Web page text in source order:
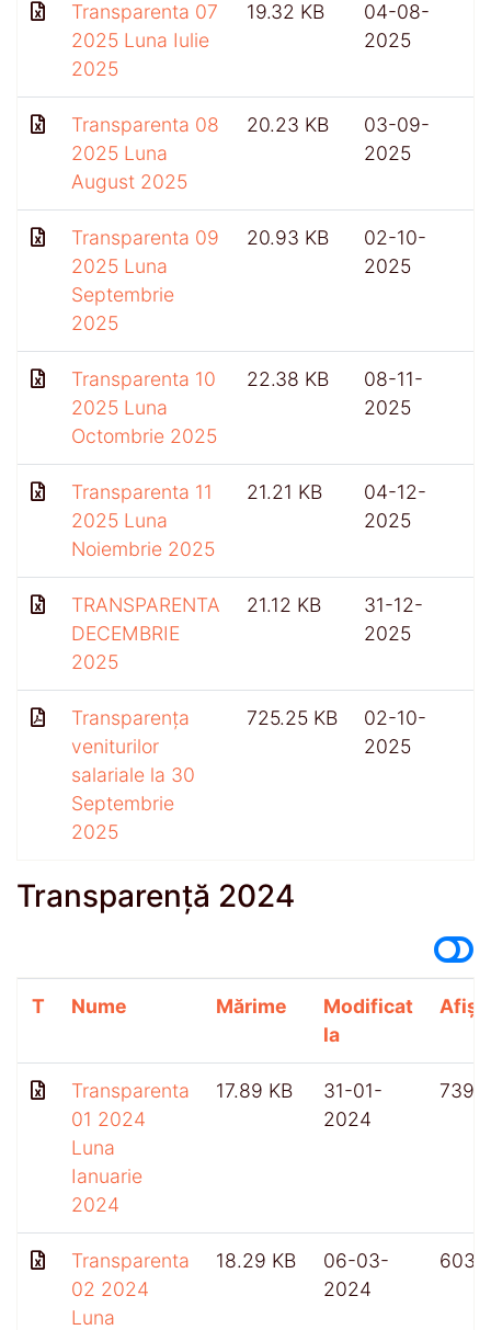
Transparenta 07
2025 Luna Iulie
2025
19.32 KB
04-08-
2025
Transparenta 08
2025 Luna
August 2025
20.23 KB
03-09-
2025
Transparenta 09
2025 Luna
Septembrie
2025
20.93 KB
02-10-
2025
Transparenta 10
2025 Luna
Octombrie 2025
22.38 KB
08-11-
2025
Transparenta 11
2025 Luna
Noiembrie 2025
21.21 KB
04-12-
2025
TRANSPARENTA
DECEMBRIE
2025
21.12 KB
31-12-
2025
Transparența
veniturilor
salariale la 30
Septembrie
2025
725.25 KB
02-10-
2025
Transparență 2024
T Nume Mărime
Modificat
la
Transparenta
01 2024
Luna
Ianuarie
2024
17.89 KB
31-01-
2024
739
Transparenta
02 2024
Luna
18.29 KB
06-03-
2024
603